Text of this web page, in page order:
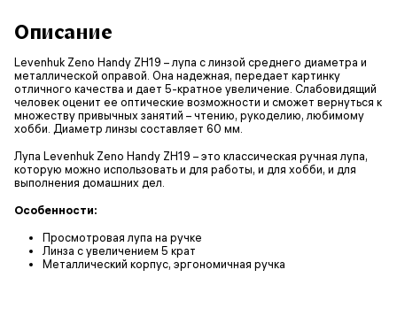
Описание
Levenhuk Zeno Handy ZH19 – лупа с линзой среднего диаметра и
металлической оправой. Она надежная, передает картинку
отличного качества и дает 5-кратное увеличение. Слабовидящий
человек оценит ее оптические возможности и сможет вернуться к
множеству привычных занятий – чтению, рукоделию, любимому
хобби. Диаметр линзы составляет 60 мм.
Лупа Levenhuk Zeno Handy ZH19 – это классическая ручная лупа,
которую можно использовать и для работы, и для хобби, и для
выполнения домашних дел.
Особенности:
Просмотровая лупа на ручке
Линза с увеличением 5 крат
Металлический корпус, эргономичная ручка